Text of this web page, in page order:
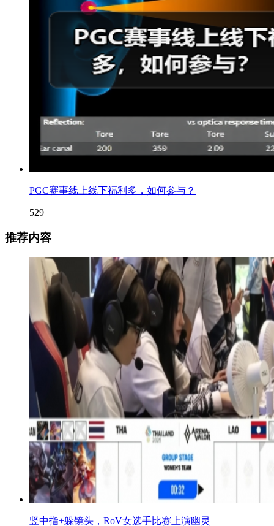
PGC赛事线上线下福利多，如何参与？
529
推荐内容
竖中指+躲镜头，RoV女选手比赛上演幽灵